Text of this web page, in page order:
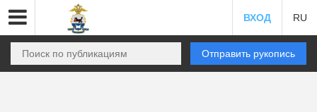
ВХОД RU
Отправить рукопись